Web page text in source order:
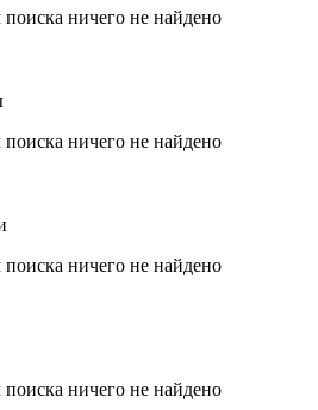
ничего не найдено
ничего не найдено
ничего не найдено
ничего не найдено